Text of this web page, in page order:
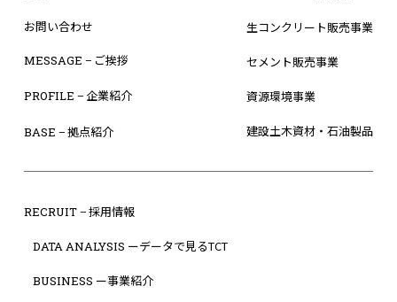
お問い合わせ
MESSAGE − ご挨拶
PROFILE − 企業紹介
BASE − 拠点紹介
生コンクリート販売事業
セメント販売事業
資源環境事業
建設土木資材・石油製品
RECRUIT− 採用情報
DATA ANALYSIS ーデータで見るTCT
BUSINESS ー事業紹介